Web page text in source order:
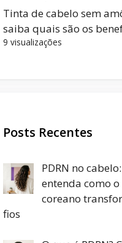
Tinta de cabelo sem
saiba quais são os
9 visualizações
Posts Recentes
PDRN no cabelo:
entenda como
coreano
fios